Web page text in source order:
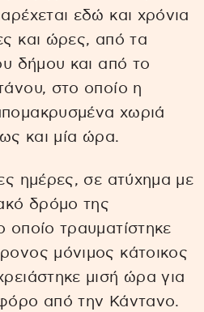
εδώ και χρόνια
και ώρες, από τα
δήμου και από το
στο οποίο η
χωριά
και μία ώρα.
ημέρες, σε ατύχημα με
δρόμο της
τραυματίστηκε
μόνιμος κάτοικος
μισή ώρα για
από την Κάντανο.